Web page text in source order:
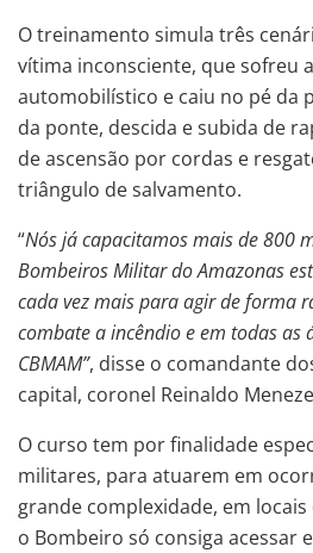
O treinamento simula três
vítima inconsciente, que sofreu
automobilístico e caiu no pé da
da ponte, descida e subida de
de ascensão por cordas e
triângulo de salvamento.
“Nós já capacitamos mais de 800
Bombeiros Militar do Amazonas
cada vez mais para agir de forma
combate a incêndio e em todas as
CBMAM”, disse o comandante
capital, coronel Reinaldo
O curso tem por finalidade
militares, para atuarem em
grande complexidade, em
o Bombeiro só consiga acessar